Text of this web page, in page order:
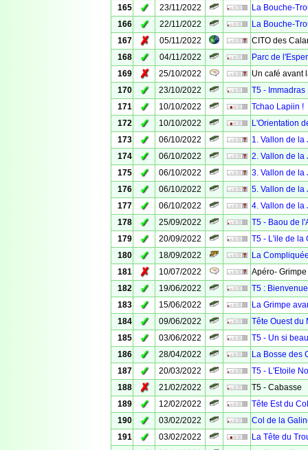
165
✓ 23/11/2022
La Bouche-
166
✓ 22/11/2022
La Bouche-
167
✗ 05/11/2022
CITO des
168
✓ 04/11/2022
Parc de
169
✗ 25/10/2022
Un café avant
170
✓ 23/10/2022
T5 - Immadras
171
✓ 10/10/2022
Tchao Lapiin !
172
✓ 10/10/2022
L'Orientation
173
✓ 06/10/2022
1. Vallon de la
174
✓ 06/10/2022
2. Vallon de la
175
✓ 06/10/2022
3. Vallon de la
176
✓ 06/10/2022
5. Vallon de la
177
✓ 06/10/2022
4. Vallon de la
178
✓ 25/09/2022
T5 - Baou de
179
✓ 20/09/2022
T5 - L'ile de la
180
✓ 18/09/2022
La
181
✗ 10/07/2022
Apéro- Grimpe
182
✓ 19/06/2022
T5 :
183
✓ 15/06/2022
La Grimpe
184
✓ 09/06/2022
Tête Ouest du
185
✓ 03/06/2022
T5 - Un si
186
✓ 28/04/2022
La Bosse des
187
✓ 20/03/2022
T5 - L'Etoile
188
✗ 21/02/2022
T5 - Cabasse
189
✓ 12/02/2022
Tête Est du
190
✓ 03/02/2022
Col de la
191
✓ 03/02/2022
La Tête du